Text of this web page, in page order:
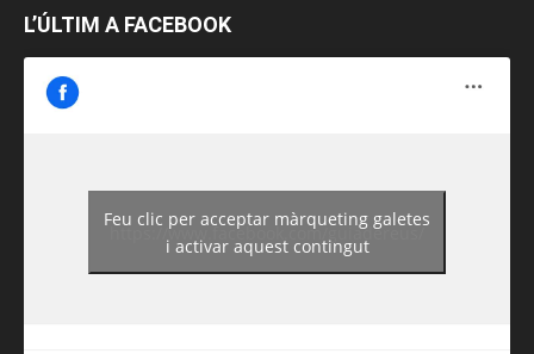
L’ÚLTIM A FACEBOOK
https://www.facebook.com/guiadereus/
Feu clic per acceptar màrqueting galetes
i activar aquest contingut